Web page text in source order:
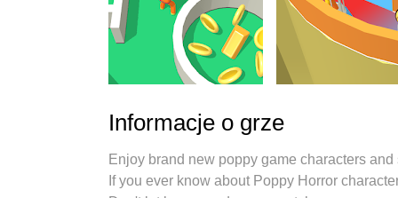
Informacje o grze
Enjoy brand new poppy game characters
If you ever know about Poppy Horror